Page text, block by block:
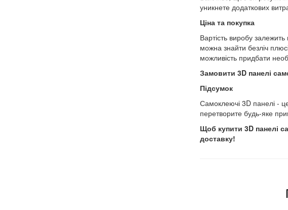
уникнете додаткових
Ціна та покупка
Вартість виробу
можна знайти безліч
можливість придбати
Замовити 3D панелі
Підсумок
Самоклеючі 3D панелі -
перетворите будь-яке
Щоб купити 3D панелі
доставку!